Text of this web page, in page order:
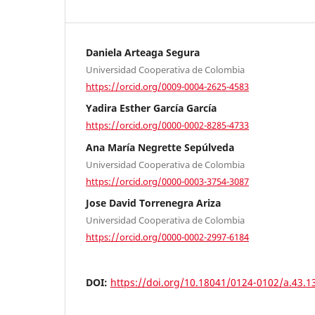
Daniela Arteaga Segura
Universidad Cooperativa de Colombia
https://orcid.org/0009-0004-2625-4583
Yadira Esther García García
https://orcid.org/0000-0002-8285-4733
Ana María Negrette Sepúlveda
Universidad Cooperativa de Colombia
https://orcid.org/0000-0003-3754-3087
Jose David Torrenegra Ariza
Universidad Cooperativa de Colombia
https://orcid.org/0000-0002-2997-6184
DOI: https://doi.org/10.18041/0124-0102/